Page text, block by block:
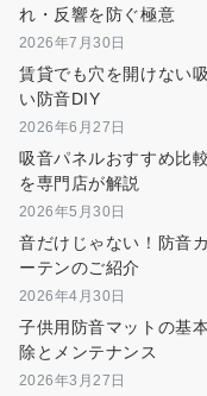
れ・反響を防ぐ極意
2026年7月30日
賃貸でも穴を開けない
い防音DIY
2026年6月27日
吸音パネルおすすめ比
を専門店が解説
2026年5月30日
音だけじゃない！防音
ーテンのご紹介
2026年4月30日
子供用防音マットの基
除とメンテナンス
2026年3月27日